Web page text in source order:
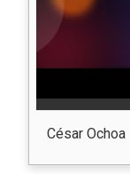
César Ochoa